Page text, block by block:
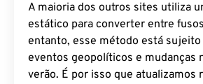
A maioria dos outros sites utiliza
estático para converter entre
entanto, esse método está sujeito
eventos geopolíticos e mudanças
verão. É por isso que atualizamos